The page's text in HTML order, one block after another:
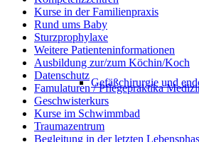
Gefäßchirurgie und
Kurse in der Familienpraxis
Rund ums Baby
Sturzprophylaxe
Weitere Patienteninformationen
Ausbildung zur/zum Köchin/Koch
Datenschutz
Famulaturen / Pflegepraktika
Geschwisterkurs
Kurse im Schwimmbad
Traumazentrum
Begleitung in der letzten